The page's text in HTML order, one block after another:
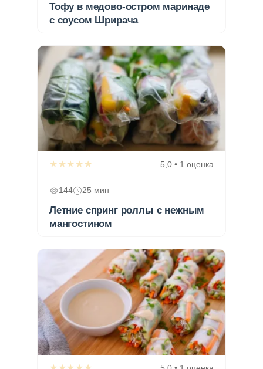
Тофу в медово-остром маринаде
с соусом Шрирача
★★★★★ 5,0 • 1 оценка
144 25 мин
Летние спринг роллы с нежным
мангостином